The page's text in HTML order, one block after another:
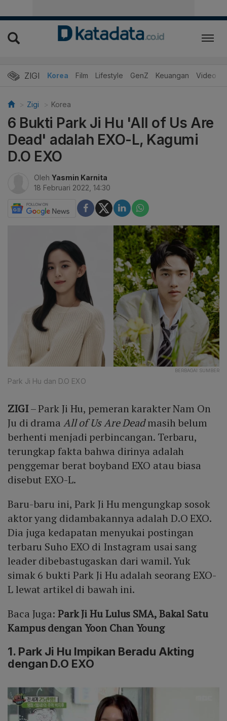
ZIGI
Hits Korea Film Lifestyle GenZ Keuangan Video
Zigi Korea
6 Bukti Park Ji Hu 'All of Us Are
Dead' adalah EXO-L, Kagumi
D.O EXO
Oleh Yasmin Karnita
18 Februari 2022, 14:30
BERBAGAI SUMBER
Park Ji Hu dan D.O EXO
ZIGI– Park Ji Hu, pemeran karakter Nam On
Ju di drama All of Us Are Deadmasih belum
berhenti menjadi perbincangan. Terbaru,
terungkap fakta bahwa dirinya adalah
penggemar berat boyband EXO atau biasa
disebut EXO-L.
Baru-baru ini, Park Ji Hu mengungkap sosok
aktor yang didambakannya adalah D.O EXO.
Dia juga kedapatan menyukai postingan
terbaru Suho EXO di Instagram usai sang
leader dibebastugaskan dari wamil. Yuk
simak 6 bukti Park Ji Hu adalah seorang EXO-
L lewat artikel di bawah ini.
Baca Juga: Park Ji Hu Lulus SMA, Bakal Satu
Kampus dengan Yoon Chan Young
1. Park Ji Hu Impikan Beradu Akting
dengan D.O EXO